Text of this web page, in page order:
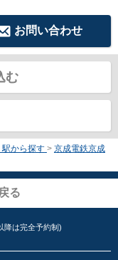
お問い合わせ
む
から探す > 京成電鉄京成
る
降は完全予約制)